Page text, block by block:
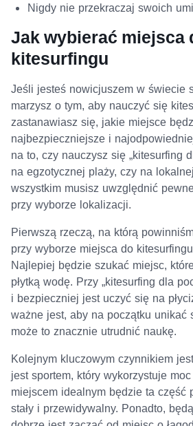
Nigdy nie przekraczaj swoich
Jak wybierać miejsca
kitesurfingu
Jeśli jesteś nowicjuszem w świecie
marzysz o tym, aby nauczyć się
zastanawiasz się, jakie miejsce
najbezpieczniejsze i
na to, czy nauczysz się „kitesurfing
na egzotycznej plaży, czy na
wszystkim musisz uwzględnić
przy wyborze lokalizacji.
Pierwszą rzeczą, na którą
przy wyborze miejsca do
Najlepiej będzie szukać miejsc,
płytką wodę. Przy „kitesurfing dla
i bezpieczniej jest uczyć się na
ważne jest, aby na początku unikać
może to znacznie utrudnić naukę.
Kolejnym kluczowym czynnikiem
jest sportem, który wykorzystuje
miejscem idealnym będzie ta część
stały i przewidywalny. Ponadto,